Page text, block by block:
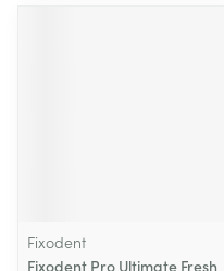
Fixodent
Fixodent Pro Ultimate Fresh